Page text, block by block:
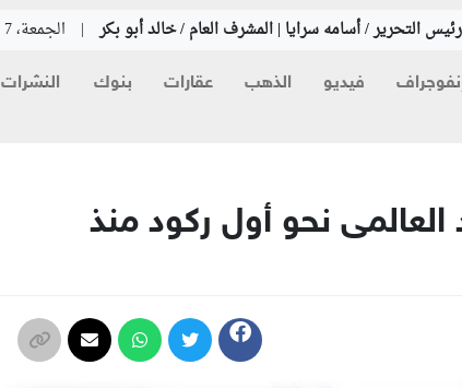
رئيس التحرير / أسامه سرايا | المشرف العام / خالد أبو بكر | الجمعة، 7 أغسطس 2026
فيديو الذهب عقارات بنوك النشرات
نحو أول ركود منذ